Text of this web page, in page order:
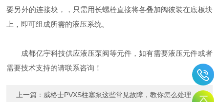
要另外的连接块，，只需用长螺栓直接将各叠加阀彼装在底板块
上，即可组成所需的液压系统。
成都亿宇科技供应液压泵阀等元件，如有需要液压元件或者
需要技术支持的请联系咨询！
上一篇： 威格士PVXS柱塞泵这些常见故障，教你怎么处理